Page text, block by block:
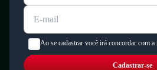
Ao se cadastrar você irá concordar com
Cadastrar-se